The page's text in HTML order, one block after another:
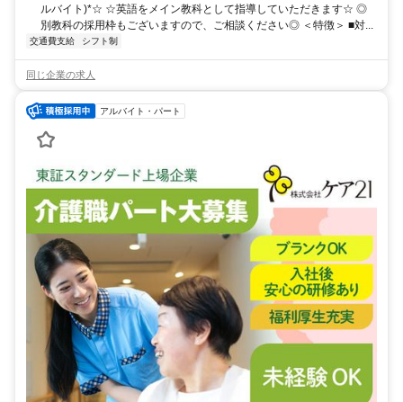
ルバイト)*☆ ☆英語をメイン教科として指導していただきます☆ ◎
別教科の採用枠もございますので、ご相談ください◎ ＜特徴＞ ■対...
交通費支給 シフト制
同じ企業の求人
アルバイト・パート